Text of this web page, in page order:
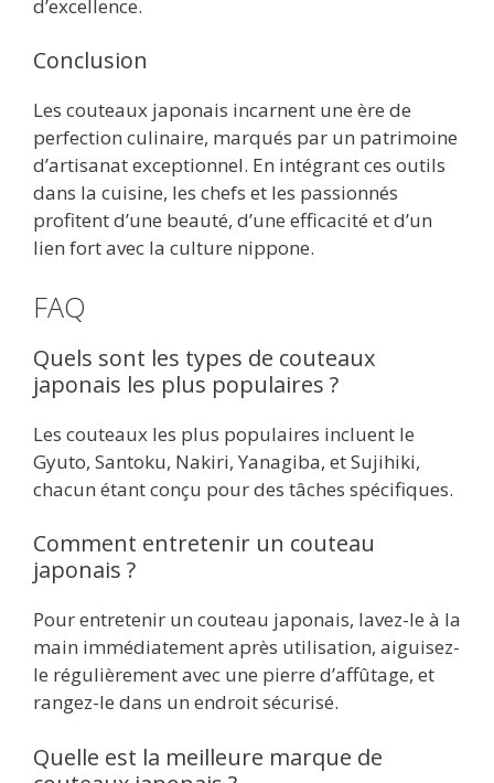
d’excellence.
Conclusion
Les couteaux japonais incarnent une ère de
perfection culinaire, marqués par un patrimoine
d’artisanat exceptionnel. En intégrant ces outils
dans la cuisine, les chefs et les passionnés
profitent d’une beauté, d’une efficacité et d’un
lien fort avec la culture nippone.
FAQ
Quels sont les types de couteaux
japonais les plus populaires ?
Les couteaux les plus populaires incluent le
Gyuto, Santoku, Nakiri, Yanagiba, et Sujihiki,
chacun étant conçu pour des tâches spécifiques.
Comment entretenir un couteau
japonais ?
Pour entretenir un couteau japonais, lavez-le à la
main immédiatement après utilisation, aiguisez-
le régulièrement avec une pierre d’affûtage, et
rangez-le dans un endroit sécurisé.
Quelle est la meilleure marque de